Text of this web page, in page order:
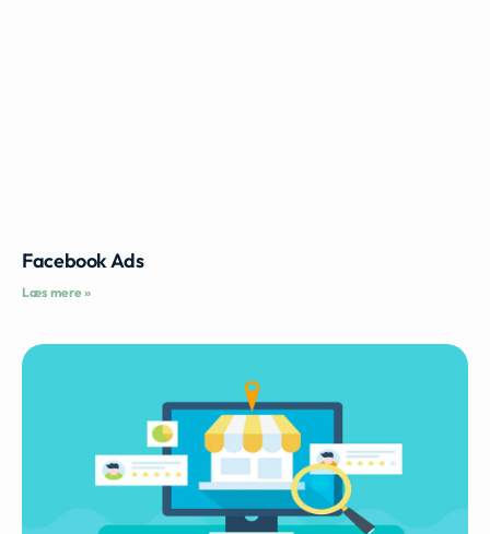
Facebook Ads
Læs mere »